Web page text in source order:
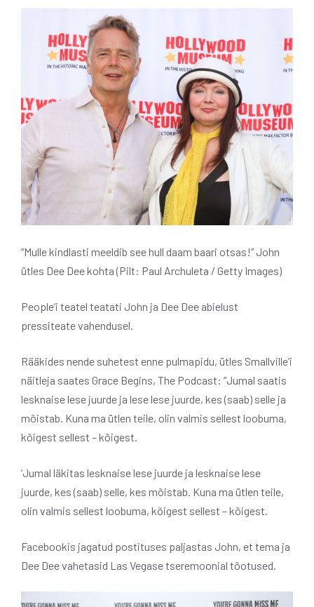
“Mulle kindlasti meeldib see hull daam baari otsas!” John
ütles Dee Dee kohta (Pilt: Paul Archuleta / Getty Images)
People’i teatel teatati John ja Dee Dee abielust
pressiteate vahendusel.
Rääkides nende suhetest enne pulmapidu, ütles Smallville’i
näitleja saates Grace Begins, The Podcast: “Jumal saatis
lesknaise lese juurde ja lese lese juurde, kes (saab) selle ja
mõistab. Kuna ma ütlen teile, olin valmis sellest loobuma,
kõigest sellest – kõigest.
‘Jumal läkitas lesknaise lese juurde ja lesknaise lese
juurde, kes (saab) selle, kes mõistab. Kuna ma ütlen teile,
olin valmis sellest loobuma, kõigest sellest – kõigest.
Facebookis jagatud postituses paljastas John, et tema ja
Dee Dee vahetasid Las Vegase tseremoonial tõotused.